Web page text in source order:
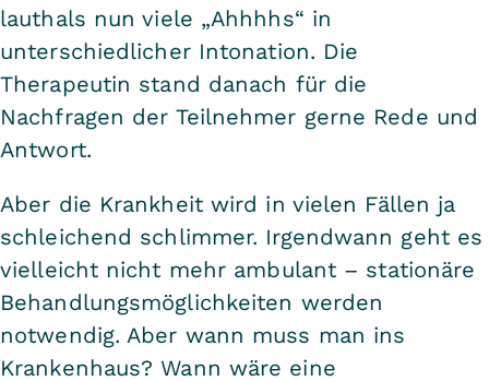
lauthals nun viele „Ahhhhs“ in
unterschiedlicher Intonation. Die
Therapeutin stand danach für die
Nachfragen der Teilnehmer gerne Rede und
Antwort.
Aber die Krankheit wird in vielen Fällen ja
schleichend schlimmer. Irgendwann geht es
vielleicht nicht mehr ambulant – stationäre
Behandlungsmöglichkeiten werden
notwendig. Aber wann muss man ins
Krankenhaus? Wann wäre eine